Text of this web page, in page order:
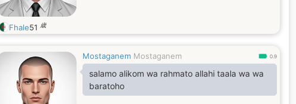
Fhale51 歳
Mostaganem Mostaganem 0.9
salamo alikom wa rahmato allahi taala wa wa
baratoho